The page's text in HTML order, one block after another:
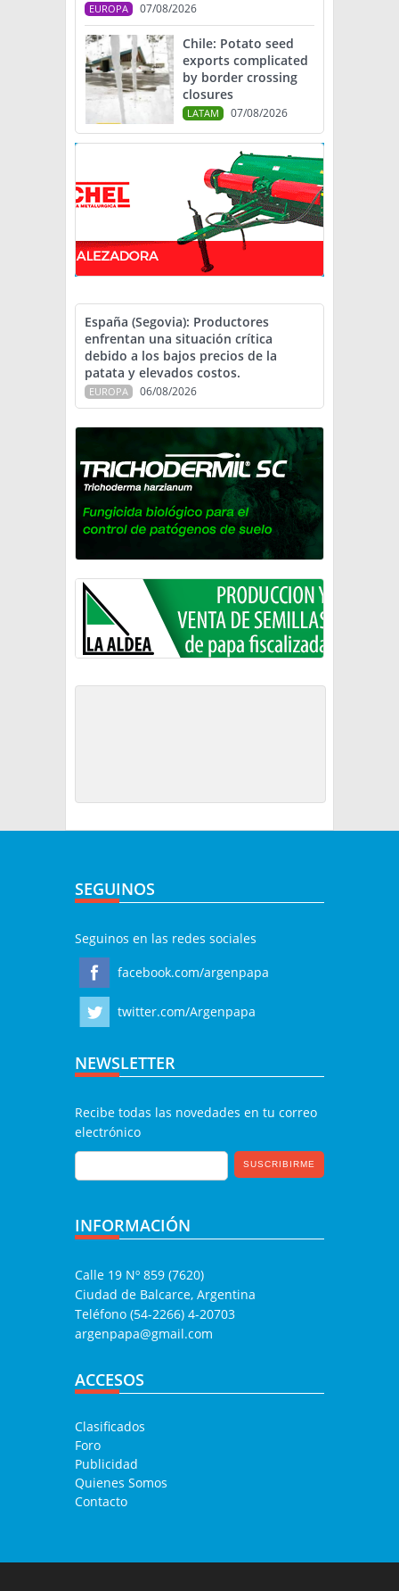
EUROPA 07/08/2026
Chile: Potato seed
exports complicated
by border crossing
closures
LATAM 07/08/2026
España (Segovia): Productores
enfrentan una situación crítica
debido a los bajos precios de la
patata y elevados costos.
EUROPA 06/08/2026
SEGUINOS
Seguinos en las redes sociales
facebook.com/argenpapa
twitter.com/Argenpapa
NEWSLETTER
Recibe todas las novedades en tu correo
electrónico
INFORMACIÓN
Calle 19 Nº 859 (7620)
Ciudad de Balcarce, Argentina
Teléfono (54-2266) 4-20703
argenpapa@gmail.com
ACCESOS
Clasificados
Foro
Publicidad
Quienes Somos
Contacto